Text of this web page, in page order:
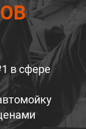
в сфере